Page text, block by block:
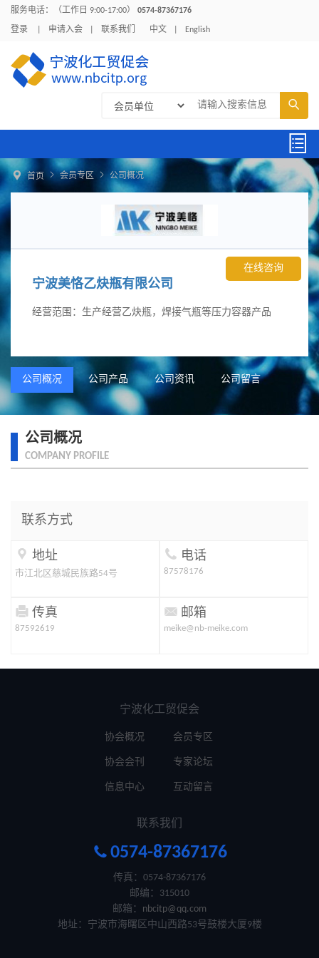
服务电话：（工作日 9:00-17:00） 0574-87367176
登录 申请入会 联系我们 中文 English


 首页  会员专区  公司概况
在线咨询
宁波美恪乙炔瓶有限公司
经营范围：生产经营乙炔瓶，焊接气瓶等压力容器产品
公司概况 公司产品 公司资讯 公司留言
公司概况
COMPANY PROFILE
联系方式
 地址
市江北区慈城民族路54号
 电话
87578176
 传真
87592619
 邮箱
meike@nb-meike.com
宁波化工贸促会
协会概况
协会会刊
信息中心
会员专区
专家论坛
互动留言
联系我们
 0574-87367176
传真：0574-87367176
邮编：315010
邮箱： nbcitp@qq.com
地址：宁波市海曙区中山西路53号鼓楼大厦9楼